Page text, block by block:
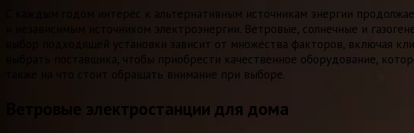
С каждым годом интерес к альтернативным источникам энергии
и независимым источником электроэнергии. Ветровые, солнечные и
выбор подходящей установки зависит от множества факторов, включая
выбрать поставщика, чтобы приобрести качественное оборудование,
также на что стоит обращать внимание при выборе.
Ветровые электростанции для дома